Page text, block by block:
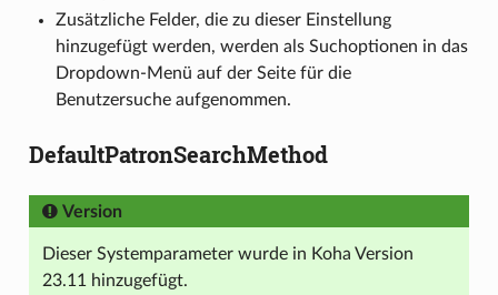
Zusätzliche Felder, die zu dieser Einstellung
hinzugefügt werden, werden als Suchoptionen in das
Dropdown-Menü auf der Seite für die
Benutzersuche aufgenommen.
DefaultPatronSearchMethod
Version
Dieser Systemparameter wurde in Koha Version
23.11 hinzugefügt.